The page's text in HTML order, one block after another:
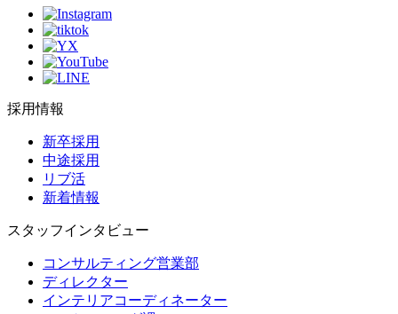
採用情報
新卒採用
中途採用
リブ活
新着情報
スタッフインタビュー
コンサルティング営業部
ディレクター
インテリアコーディネーター